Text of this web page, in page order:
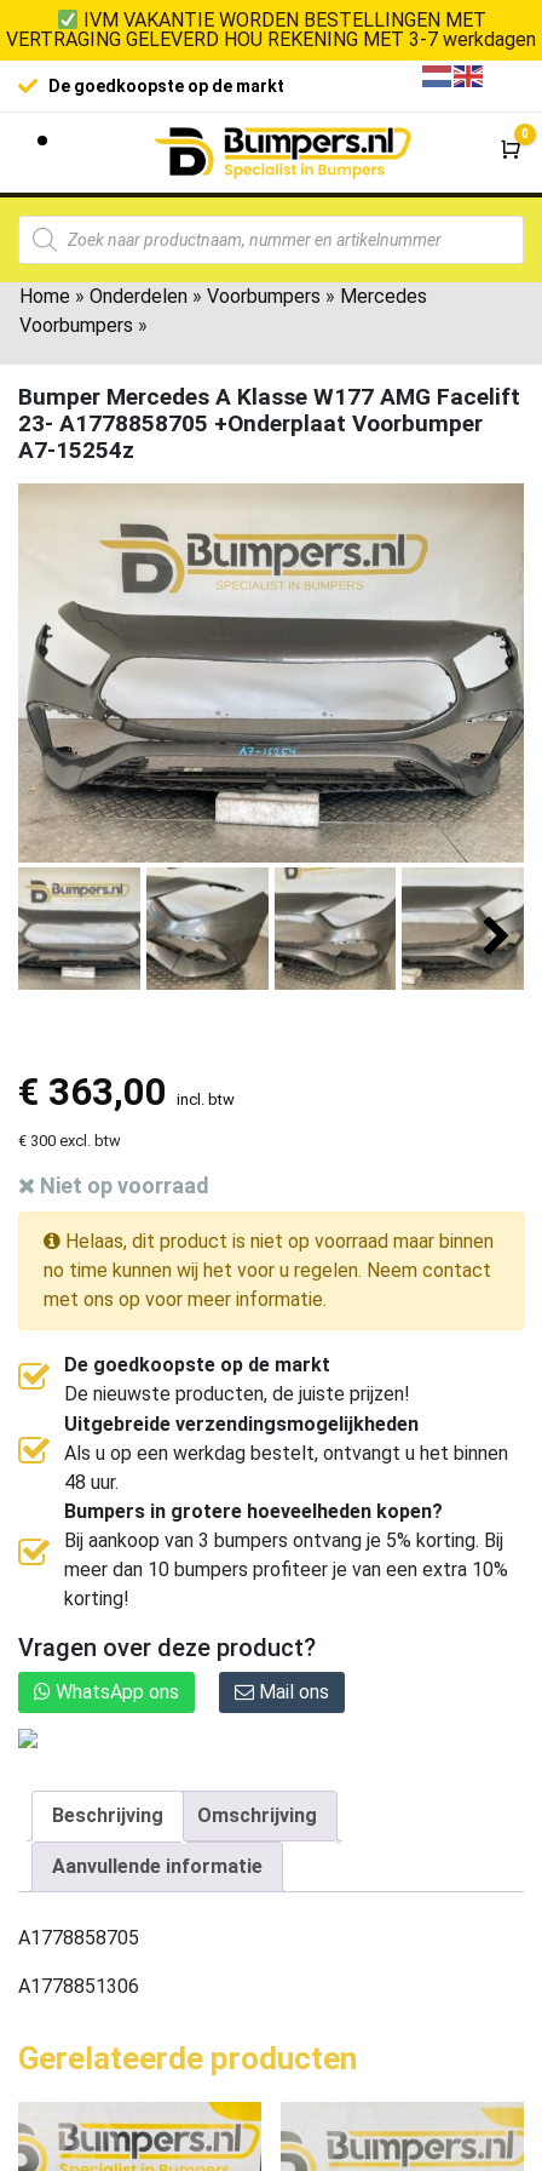
IVM VAKANTIE WORDEN BESTELLINGEN MET
VERTRAGING GELEVERD HOU REKENING MET 3-7 werkdagen
De goedkoopste op de markt
0
Home » Onderdelen » Voorbumpers » Mercedes
Voorbumpers »
Bumper Mercedes A Klasse W177 AMG Facelift
23- A1778858705 +Onderplaat Voorbumper
A7-15254z
€ 363,00 incl. btw
€ 300 excl. btw
Niet op voorraad
Helaas, dit product is niet op voorraad maar binnen
no time kunnen wij het voor u regelen. Neem contact
met ons op voor meer informatie.
De goedkoopste op de markt
De nieuwste producten, de juiste prijzen!
Uitgebreide verzendingsmogelijkheden
Als u op een werkdag bestelt, ontvangt u het binnen
48 uur.
Bumpers in grotere hoeveelheden kopen?
Bij aankoop van 3 bumpers ontvang je 5% korting. Bij
meer dan 10 bumpers profiteer je van een extra 10%
korting!
Vragen over deze product?
WhatsApp ons Mail ons
Beschrijving Omschrijving
Aanvullende informatie
A1778858705
A1778851306
Gerelateerde producten